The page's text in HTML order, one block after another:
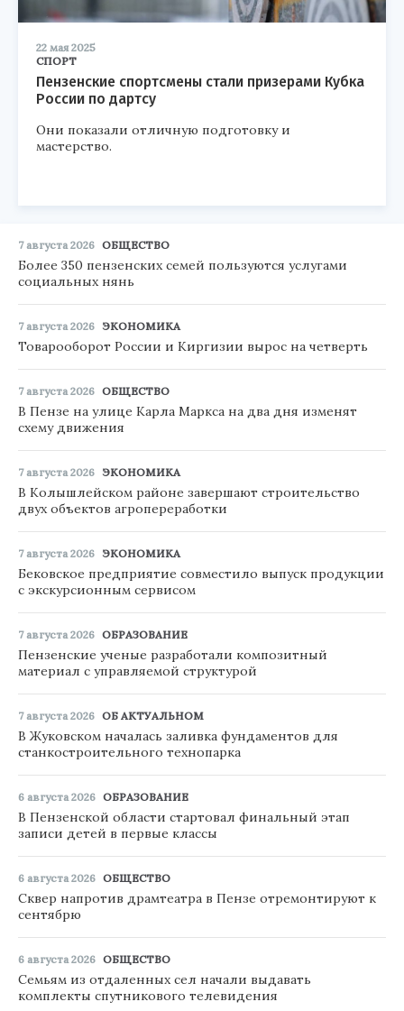
22 мая 2025
СПОРТ
Пензенские спортсмены стали призерами Кубка
России по дартсу
Они показали отличную подготовку и
мастерство.
7 августа 2026 ОБЩЕСТВО
Более 350 пензенских семей пользуются услугами
социальных нянь
7 августа 2026 ЭКОНОМИКА
Товарооборот России и Киргизии вырос на четверть
7 августа 2026 ОБЩЕСТВО
В Пензе на улице Карла Маркса на два дня изменят
схему движения
7 августа 2026 ЭКОНОМИКА
В Колышлейском районе завершают строительство
двух объектов агропереработки
7 августа 2026 ЭКОНОМИКА
Бековское предприятие совместило выпуск продукции
с экскурсионным сервисом
7 августа 2026 ОБРАЗОВАНИЕ
Пензенские ученые разработали композитный
материал с управляемой структурой
7 августа 2026 ОБ АКТУАЛЬНОМ
В Жуковском началась заливка фундаментов для
станкостроительного технопарка
6 августа 2026 ОБРАЗОВАНИЕ
В Пензенской области стартовал финальный этап
записи детей в первые классы
6 августа 2026 ОБЩЕСТВО
Сквер напротив драмтеатра в Пензе отремонтируют к
сентябрю
6 августа 2026 ОБЩЕСТВО
Семьям из отдаленных сел начали выдавать
комплекты спутникового телевидения